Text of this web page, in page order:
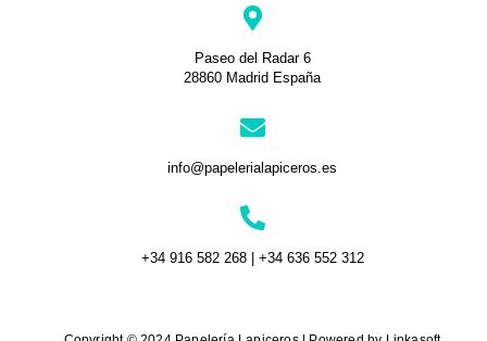
Paseo del Radar 6
28860 Madrid España
info@papelerialapiceros.es
+34 916 582 268 | +34 636 552 312